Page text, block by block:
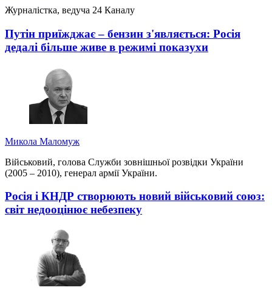
Журналістка, ведуча 24 Каналу
Путін приїжджає – бензин з'являється: Росія
дедалі більше живе в режимі показухи
Микола Маломуж
Військовий, голова Служби зовнішньої розвідки України
(2005 – 2010), генерал армії України.
Росія і КНДР створюють новий військовий союз:
світ недооцінює небезпеку